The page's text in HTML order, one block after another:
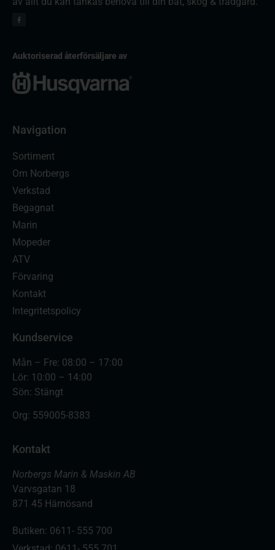
Auktoriserad återförsäljare av
Navigation
Sortiment
Om Norbergs
Verkstad
Begagnat
Marin
Mopeder
ATV
Förvaring
Kontakt
Integritetspolicy
Kundservice
Mån – Fre: 08:00 – 17:00
Lör: 10:00 – 14:00
Sön: Stängt
Org: 559005-8383
Kontakt
Norbergs Marin & Maskin AB
Varvsgatan 18
871 45 Härnösand
Butiken: 0611- 555 700